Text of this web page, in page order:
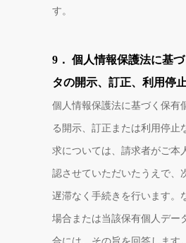
す。
9． 個人情報保護法に基
タの開示、訂正、利用停
個人情報保護法に基づく保有
る開示、訂正または利用停止
求については、請求者がご本
認させていただいたうえで、
遅滞なく手続きを行います。
場合または当該保有個人デー